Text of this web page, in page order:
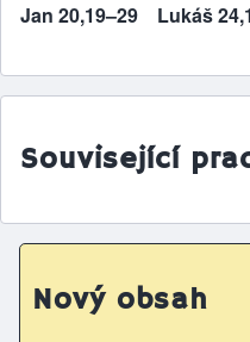
Jan 20,19–29
Lukáš
Související
Nový obsah